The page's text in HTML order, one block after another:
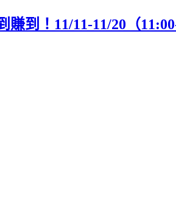
到！11/11-11/20（